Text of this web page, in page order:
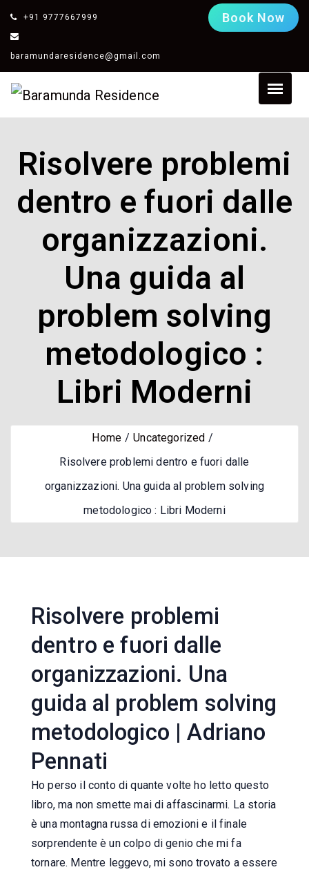
+91 9777667999
baramundaresidence@gmail.com
Book Now
Risolvere problemi
dentro e fuori dalle
organizzazioni.
Una guida al
problem solving
metodologico :
Libri Moderni
Home
Uncategorized
Risolvere problemi dentro e fuori dalle
organizzazioni. Una guida al problem solving
metodologico : Libri Moderni
Risolvere problemi
dentro e fuori dalle
organizzazioni. Una
guida al problem solving
metodologico | Adriano
Pennati
Ho perso il conto di quante volte ho letto questo
libro, ma non smette mai di affascinarmi. La storia
è una montagna russa di emozioni e il finale
sorprendente è un colpo di genio che mi fa
tornare. Mentre leggevo, mi sono trovato a essere